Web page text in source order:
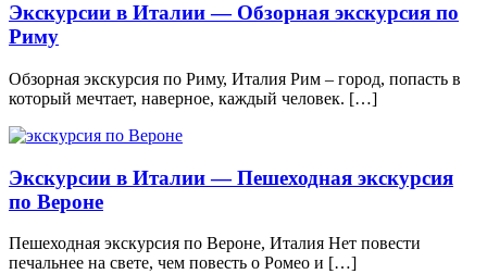
Экскурсии в Италии — Обзорная экскурсия по
Риму
Обзорная экскурсия по Риму, Италия Рим – город, попасть в
который мечтает, наверное, каждый человек. […]
Экскурсии в Италии — Пешеходная экскурсия
по Вероне
Пешеходная экскурсия по Вероне, Италия Нет повести
печальнее на свете, чем повесть о Ромео и […]